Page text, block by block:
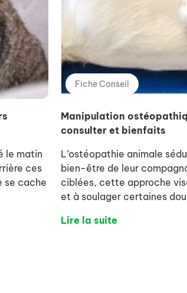
le matin
ces
se cache
Fiche Conseil
Manipulation
consulter et bienfaits
L’ostéopathie animale
bien-être de leur
ciblées, cette approche
et à soulager certaines
Lire la suite